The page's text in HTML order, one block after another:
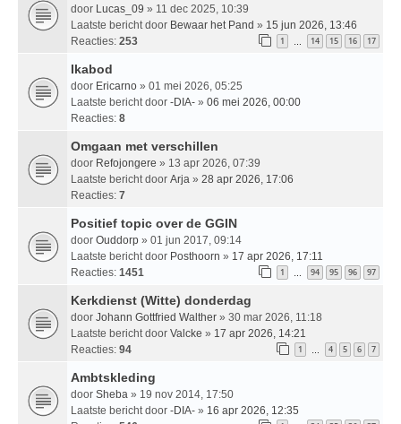
door Lucas_09 » 11 dec 2025, 10:39
Laatste bericht door Bewaar het Pand » 15 jun 2026, 13:46
Reacties: 253 1 … 14 15 16 17
Ikabod
door Ericarno » 01 mei 2026, 05:25
Laatste bericht door -DIA- » 06 mei 2026, 00:00
Reacties: 8
Omgaan met verschillen
door Refojongere » 13 apr 2026, 07:39
Laatste bericht door Arja » 28 apr 2026, 17:06
Reacties: 7
Positief topic over de GGIN
door Ouddorp » 01 jun 2017, 09:14
Laatste bericht door Posthoorn » 17 apr 2026, 17:11
Reacties: 1451 1 … 94 95 96 97
Kerkdienst (Witte) donderdag
door Johann Gottfried Walther » 30 mar 2026, 11:18
Laatste bericht door Valcke » 17 apr 2026, 14:21
Reacties: 94 1 … 4 5 6 7
Ambtskleding
door Sheba » 19 nov 2014, 17:50
Laatste bericht door -DIA- » 16 apr 2026, 12:35